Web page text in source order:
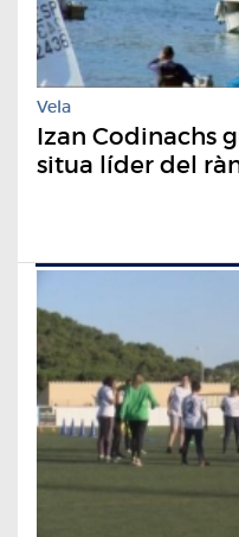
Vela
Izan Codinachs
situa líder del